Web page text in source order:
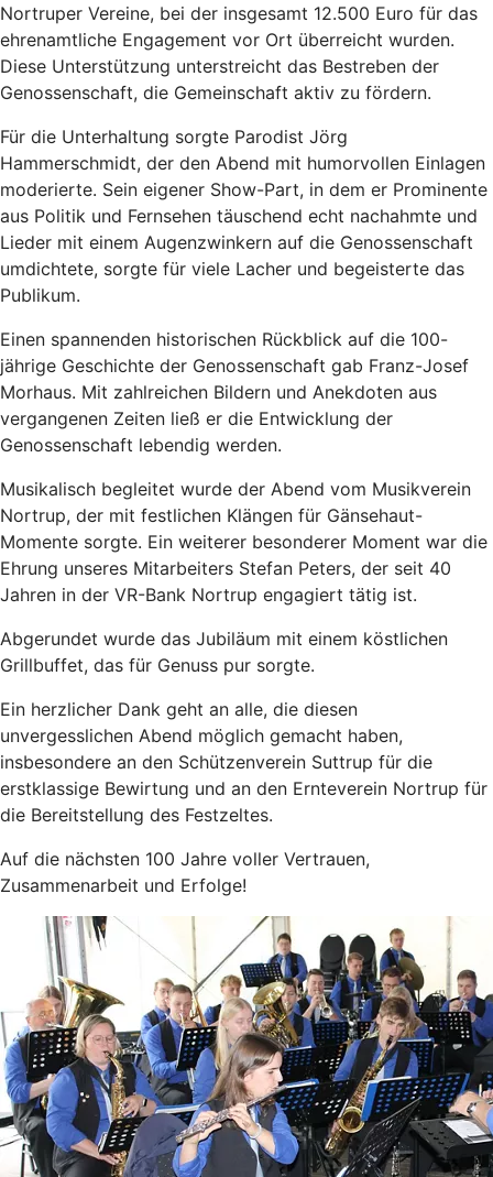
Nortruper Vereine, bei der insgesamt 12.500 Euro für das
ehrenamtliche Engagement vor Ort überreicht wurden.
Diese Unterstützung unterstreicht das Bestreben der
Genossenschaft, die Gemeinschaft aktiv zu fördern.
Für die Unterhaltung sorgte Parodist Jörg
Hammerschmidt, der den Abend mit humorvollen Einlagen
moderierte. Sein eigener Show-Part, in dem er Prominente
aus Politik und Fernsehen täuschend echt nachahmte und
Lieder mit einem Augenzwinkern auf die Genossenschaft
umdichtete, sorgte für viele Lacher und begeisterte das
Publikum.
Einen spannenden historischen Rückblick auf die 100-
jährige Geschichte der Genossenschaft gab Franz-Josef
Morhaus. Mit zahlreichen Bildern und Anekdoten aus
vergangenen Zeiten ließ er die Entwicklung der
Genossenschaft lebendig werden.
Musikalisch begleitet wurde der Abend vom Musikverein
Nortrup, der mit festlichen Klängen für Gänsehaut-
Momente sorgte. Ein weiterer besonderer Moment war die
Ehrung unseres Mitarbeiters Stefan Peters, der seit 40
Jahren in der VR-Bank Nortrup engagiert tätig ist.
Abgerundet wurde das Jubiläum mit einem köstlichen
Grillbuffet, das für Genuss pur sorgte.
Ein herzlicher Dank geht an alle, die diesen
unvergesslichen Abend möglich gemacht haben,
insbesondere an den Schützenverein Suttrup für die
erstklassige Bewirtung und an den Ernteverein Nortrup für
die Bereitstellung des Festzeltes.
Auf die nächsten 100 Jahre voller Vertrauen,
Zusammenarbeit und Erfolge!